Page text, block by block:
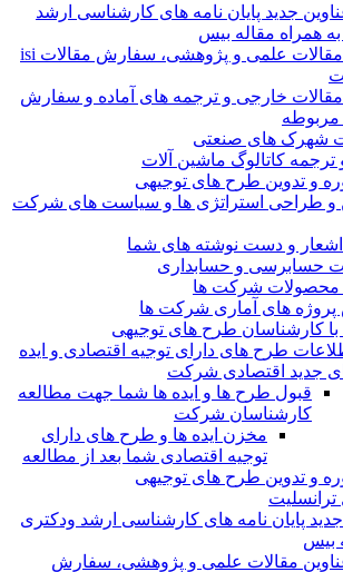
جدید پایان نامه های کارشناسی ارشد
همراه مقاله بیس
مخزن عناوین مقالات علمی و پژوهشی، سفارش مقالات isi
خارجی و ترجمه های آماده و سفارش
مربوطه
شهرک های صنعتی
کاتالوگ ماشین آلات
و تدوین طرح های توجیهی
و طراحی استراتژی ها و سیاست های شرکت
و دست نوشته های شما
حسابرسی و حسابداری
شرکت ها
های آماری شرکت ها
کارشناسان طرح های توجیهی
طرح های دارای توجیه اقتصادی و ایده
جدید اقتصادی شرکت
قبول طرح ها و ایده ها شما جهت مطالعه
کارشناسان شرکت
مخزن ایده ها و طرح های دارای
توجیه اقتصادی شما بعد از مطالعه
و تدوین طرح های توجیهی
ترانسلیت
پایان نامه های کارشناسی ارشد ودکتری
بیس
مقالات علمی و پژوهشی، سفارش